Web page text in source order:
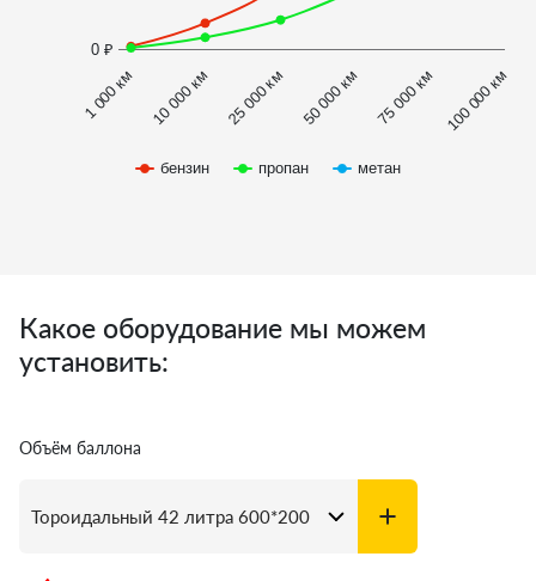
бензин пропан метан
1 000 км 10 000 км 25 000 км 50 000 км 75 000 км 100 000 км
0 ₽
Какое оборудование мы можем
установить:
Объём баллона